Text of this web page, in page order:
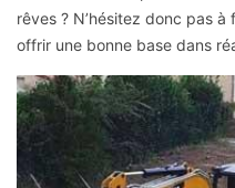
rêves ? N’hésitez donc pas
offrir une bonne base dans